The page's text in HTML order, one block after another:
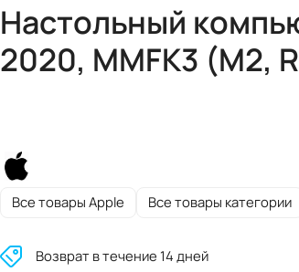
Настольный
2020, MMFK3 (M2,
Все товары Apple Все товары категории
Возврат в течение 14 дней